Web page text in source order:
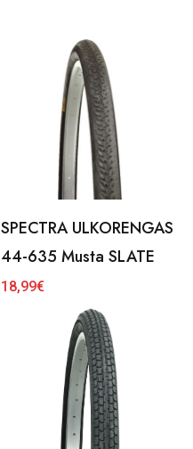
SPECTRA ULKORENGAS
44-635 Musta SLATE
18,99€